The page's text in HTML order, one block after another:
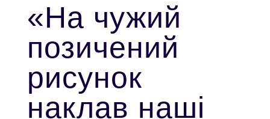
«На чужий
позичений
рисунок
наклав наші